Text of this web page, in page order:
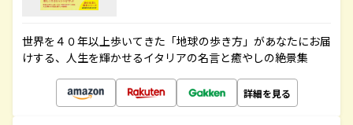
世界を４０年以上歩いてきた「地球の歩き方」があなたにお届
けする、人生を輝かせるイタリアの名言と癒やしの絶景集
詳細を見る